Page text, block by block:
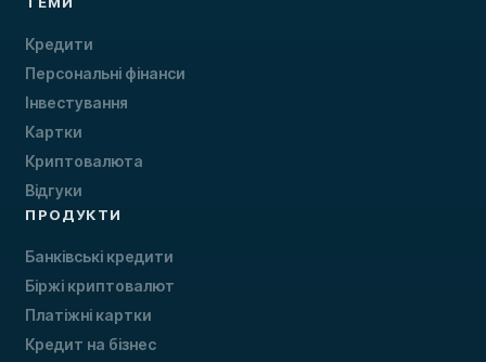
Кредити
Персональні фінанси
Інвестування
Картки
Криптовалюта
Відгуки
ПРОДУКТИ
Банківські кредити
Біржі криптовалют
Платіжні картки
Кредит на бізнес